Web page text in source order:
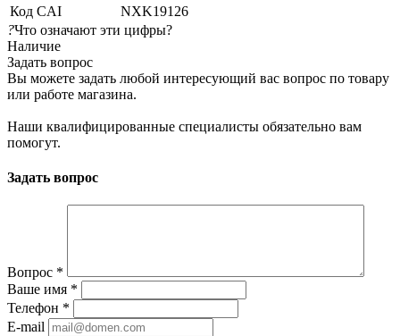
Код CAI
NXK19126
?Что означают эти цифры?
Наличие
Задать вопрос
Вы можете задать любой интересующий вас вопрос по товару
или работе магазина.
Наши квалифицированные специалисты обязательно вам
помогут.
Задать вопрос
Вопрос *
Ваше имя *
Телефон *
E-mail